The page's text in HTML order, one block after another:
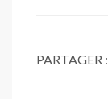
PARTAGER :